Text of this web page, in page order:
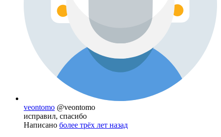
veontomo @veontomo
исправил, спасибо
Написано более трёх лет назад